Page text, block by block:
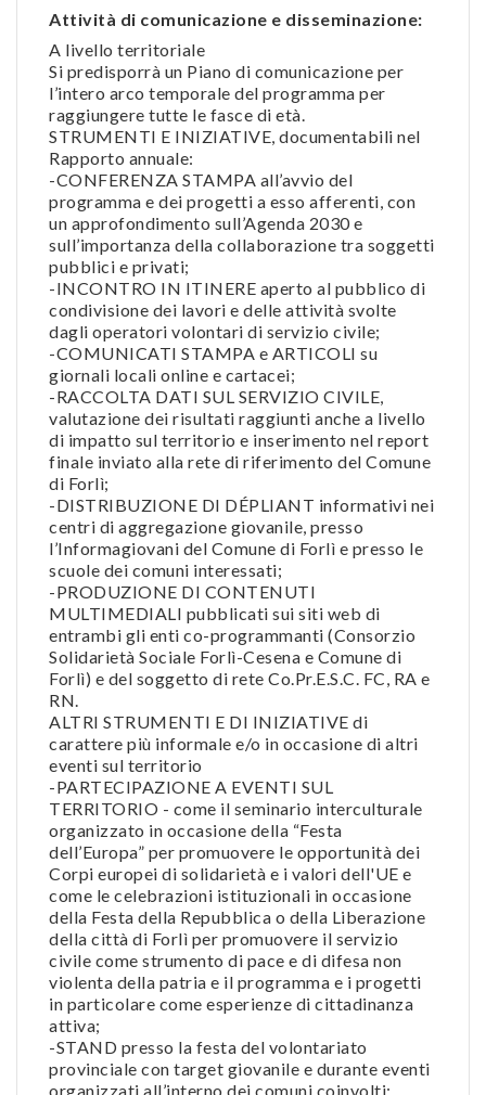
Attività di comunicazione e disseminazione:
A livello territoriale
Si predisporrà un Piano di comunicazione per
l’intero arco temporale del programma per
raggiungere tutte le fasce di età.
STRUMENTI E INIZIATIVE, documentabili nel
Rapporto annuale:
-CONFERENZA STAMPA all’avvio del
programma e dei progetti a esso afferenti, con
un approfondimento sull’Agenda 2030 e
sull’importanza della collaborazione tra soggetti
pubblici e privati;
-INCONTRO IN ITINERE aperto al pubblico di
condivisione dei lavori e delle attività svolte
dagli operatori volontari di servizio civile;
-COMUNICATI STAMPA e ARTICOLI su
giornali locali online e cartacei;
-RACCOLTA DATI SUL SERVIZIO CIVILE,
valutazione dei risultati raggiunti anche a livello
di impatto sul territorio e inserimento nel report
finale inviato alla rete di riferimento del Comune
di Forlì;
-DISTRIBUZIONE DI DÉPLIANT informativi nei
centri di aggregazione giovanile, presso
l’Informagiovani del Comune di Forlì e presso le
scuole dei comuni interessati;
-PRODUZIONE DI CONTENUTI
MULTIMEDIALI pubblicati sui siti web di
entrambi gli enti co-programmanti (Consorzio
Solidarietà Sociale Forlì-Cesena e Comune di
Forlì) e del soggetto di rete Co.Pr.E.S.C. FC, RA e
RN.
ALTRI STRUMENTI E DI INIZIATIVE di
carattere più informale e/o in occasione di altri
eventi sul territorio
-PARTECIPAZIONE A EVENTI SUL
TERRITORIO - come il seminario interculturale
organizzato in occasione della “Festa
dell’Europa” per promuovere le opportunità dei
Corpi europei di solidarietà e i valori dell'UE e
come le celebrazioni istituzionali in occasione
della Festa della Repubblica o della Liberazione
della città di Forlì per promuovere il servizio
civile come strumento di pace e di difesa non
violenta della patria e il programma e i progetti
in particolare come esperienze di cittadinanza
attiva;
-STAND presso la festa del volontariato
provinciale con target giovanile e durante eventi
organizzati all’interno dei comuni coinvolti;